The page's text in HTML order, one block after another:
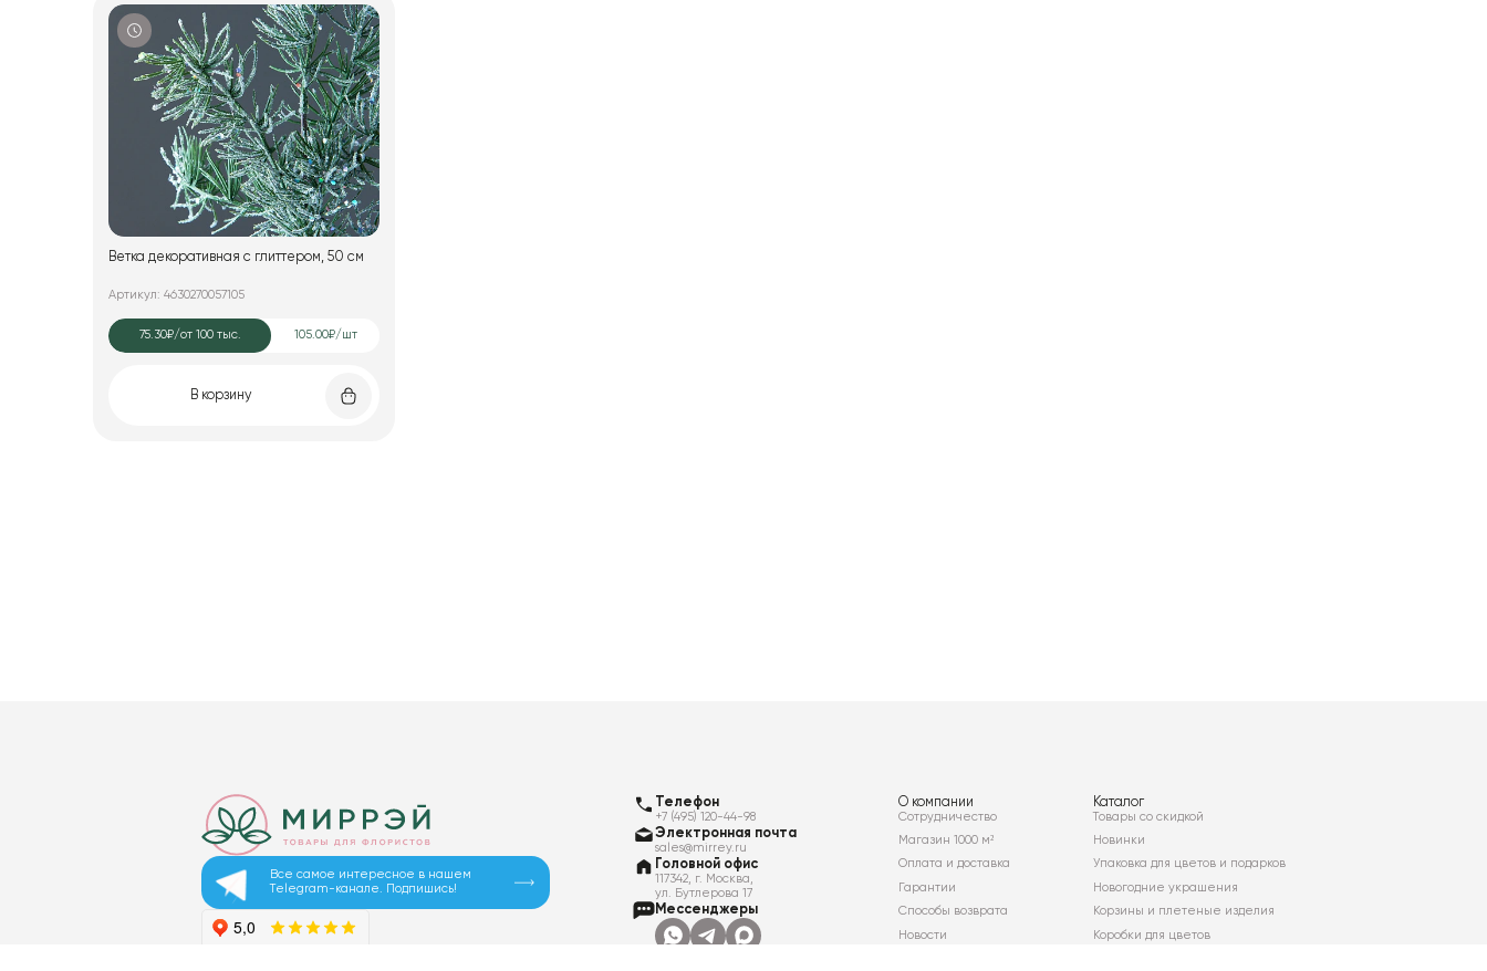
Ветка декоративная с глиттером, 50 см
Артикул: 4630270057105
75.30₽/от 100 тыс. 105.00₽/шт
В корзину
Все самое интересное в нашем
Telegram-канале. Подпишись!
Телефон
+7 (495) 120-44-98
Электронная почта
sales@mirrey.ru
Головной офис
117342, г. Москва,
ул. Бутлерова 17
Мессенджеры
О компании
Сотрудничество
Магазин 1000 м²
Оплата и доставка
Гарантии
Способы возврата
Новости
Каталог
Товары со скидкой
Новинки
Упаковка для цветов и подарков
Новогодние украшения
Корзины и плетеные изделия
Коробки для цветов